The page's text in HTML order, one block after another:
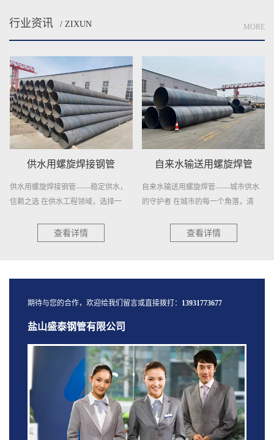
行业资讯 / ZIXUN MORE
供水用螺旋焊接钢管
供水用螺旋焊接钢管——稳定供水，
信赖之选 在供水工程领域，选择一
查看详情
自来水输送用螺旋焊管
自来水输送用螺旋焊管——城市供水
的守护者 在城市的每一个角落，清
查看详情
期待与您的合作，欢迎给我们留言或直接拨打： 13931773677
盐山盛泰钢管有限公司